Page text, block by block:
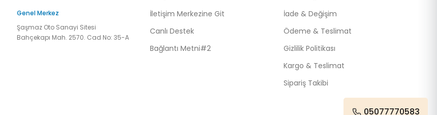
Genel Merkez
Şaşmaz Oto Sanayi Sitesi
Bahçekapı Mah. 2570. Cad No: 35-A
İletişim Merkezine Git
Canlı Destek
Bağlantı Metni#2
İade & Değişim
Ödeme & Teslimat
Gizlilik Politikası
Kargo & Teslimat
Sipariş Takibi
05077770583